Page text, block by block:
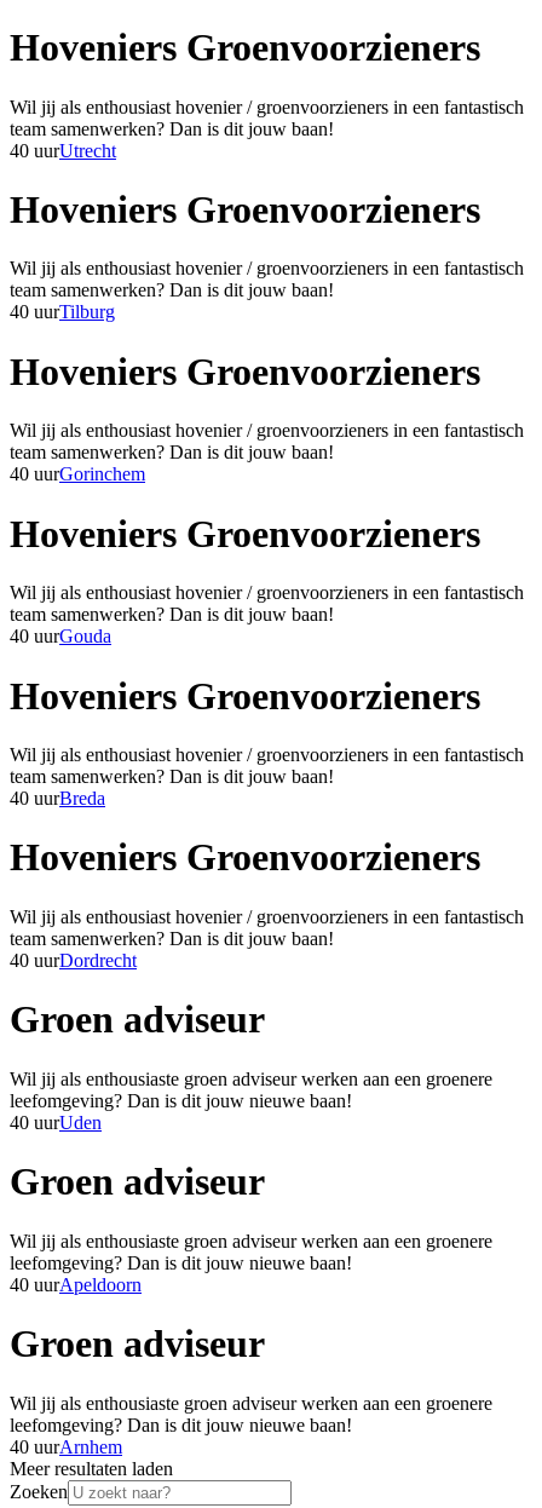
Hoveniers Groenvoorzieners
Wil jij als enthousiast hovenier / groenvoorzieners in een fantastisch
team samenwerken? Dan is dit jouw baan!
40 uurUtrecht
Hoveniers Groenvoorzieners
Wil jij als enthousiast hovenier / groenvoorzieners in een fantastisch
team samenwerken? Dan is dit jouw baan!
40 uurTilburg
Hoveniers Groenvoorzieners
Wil jij als enthousiast hovenier / groenvoorzieners in een fantastisch
team samenwerken? Dan is dit jouw baan!
40 uurGorinchem
Hoveniers Groenvoorzieners
Wil jij als enthousiast hovenier / groenvoorzieners in een fantastisch
team samenwerken? Dan is dit jouw baan!
40 uurGouda
Hoveniers Groenvoorzieners
Wil jij als enthousiast hovenier / groenvoorzieners in een fantastisch
team samenwerken? Dan is dit jouw baan!
40 uurBreda
Hoveniers Groenvoorzieners
Wil jij als enthousiast hovenier / groenvoorzieners in een fantastisch
team samenwerken? Dan is dit jouw baan!
40 uurDordrecht
Groen adviseur
Wil jij als enthousiaste groen adviseur werken aan een groenere
leefomgeving? Dan is dit jouw nieuwe baan!
40 uurUden
Groen adviseur
Wil jij als enthousiaste groen adviseur werken aan een groenere
leefomgeving? Dan is dit jouw nieuwe baan!
40 uurApeldoorn
Groen adviseur
Wil jij als enthousiaste groen adviseur werken aan een groenere
leefomgeving? Dan is dit jouw nieuwe baan!
40 uurArnhem
Meer resultaten laden
Zoeken